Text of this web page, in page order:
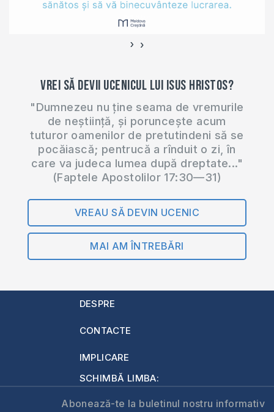
‹ ›
Vrei să devii ucenicul lui Isus Hristos?
"Dumnezeu nu ține seama de vremurile
de neștiință, și poruncește acum
tuturor oamenilor de pretutindeni să se
pocăiască; pentrucă a rînduit o zi, în
care va judeca lumea după dreptate..."
(Faptele Apostolilor 17:30—31)
VREAU SĂ DEVIN UCENIC
MAI AM ÎNTREBĂRI
DESPRE
CONTACTE
IMPLICARE
SCHIMBĂ LIMBA:
Abonează-te la buletinul nostru informativ